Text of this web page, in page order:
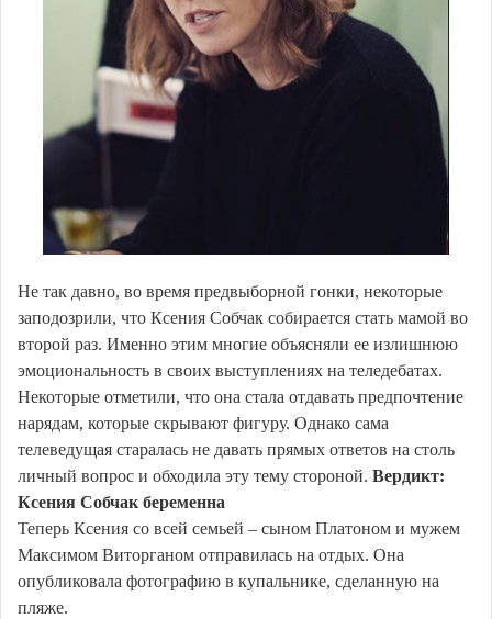
Не так давно, во время предвыборной гонки, некоторые
заподозрили, что Ксения Собчак собирается стать мамой во
второй раз. Именно этим многие объясняли ее излишнюю
эмоциональность в своих выступлениях на теледебатах.
Некоторые отметили, что она стала отдавать предпочтение
нарядам, которые скрывают фигуру. Однако сама
телеведущая старалась не давать прямых ответов на столь
личный вопрос и обходила эту тему стороной. Вердикт:
Ксения Собчак беременна
Теперь Ксения со всей семьей – сыном Платоном и мужем
Максимом Виторганом отправилась на отдых. Она
опубликовала фотографию в купальнике, сделанную на
пляже.